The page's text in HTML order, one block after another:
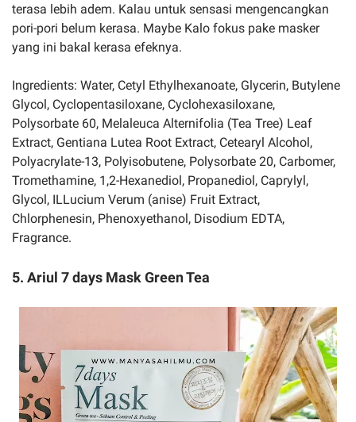
terasa lebih adem. Kalau untuk sensasi mengencangkan
pori-pori belum kerasa. Maybe Kalo fokus pake masker
yang ini bakal kerasa efeknya.
Ingredients: Water, Cetyl Ethylhexanoate, Glycerin, Butylene
Glycol, Cyclopentasiloxane, Cyclohexasiloxane,
Polysorbate 60, Melaleuca Alternifolia (Tea Tree) Leaf
Extract, Gentiana Lutea Root Extract, Cetearyl Alcohol,
Polyacrylate-13, Polyisobutene, Polysorbate 20, Carbomer,
Tromethamine, 1,2-Hexanediol, Propanediol, Caprylyl,
Glycol, ILLucium Verum (anise) Fruit Extract,
Chlorphenesin, Phenoxyethanol, Disodium EDTA,
Fragrance.
5. Ariul 7 days Mask Green Tea